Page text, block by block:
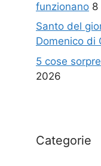
funzionano 8
Santo del
Domenico di
5 cose
2026
Categorie